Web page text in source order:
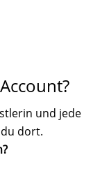
und jede
dort.